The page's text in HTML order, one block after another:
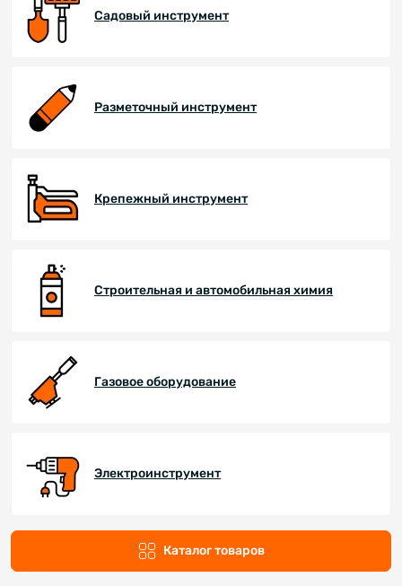
Садовый инструмент
Разметочный инструмент
Крепежный инструмент
Строительная и автомобильная химия
Газовое оборудование
Электроинструмент
Каталог товаров